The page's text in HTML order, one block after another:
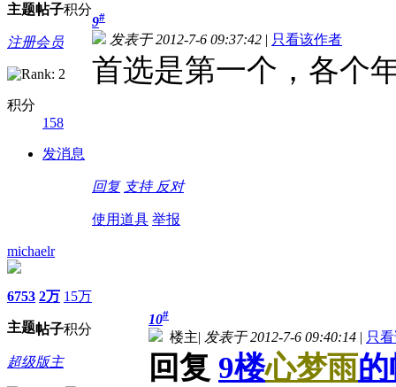
主题帖子积分
注册会员
积分
158
发消息
9#
发表于 2012-7-6 09:37:42 | 只看该作者
首选是第一个，各个
回复 支持 反对
使用道具 举报
michaelr
6753
主题
2万
帖子
15万
积分
超级版主
10#
楼主| 发表于 2012-7-6 09:40:14 | 只
回复 9楼心梦雨